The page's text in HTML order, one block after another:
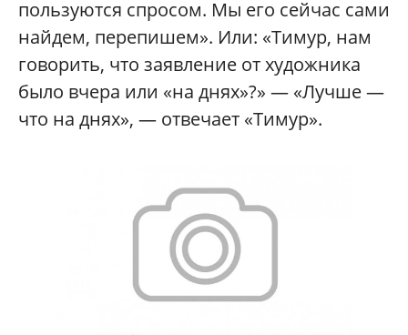
пользуются спросом. Мы его сейчас сами
найдем, перепишем». Или: «Тимур, нам
говорить, что заявление от художника
было вчера или «на днях»?» — «Лучше —
что на днях», — отвечает «Тимур».